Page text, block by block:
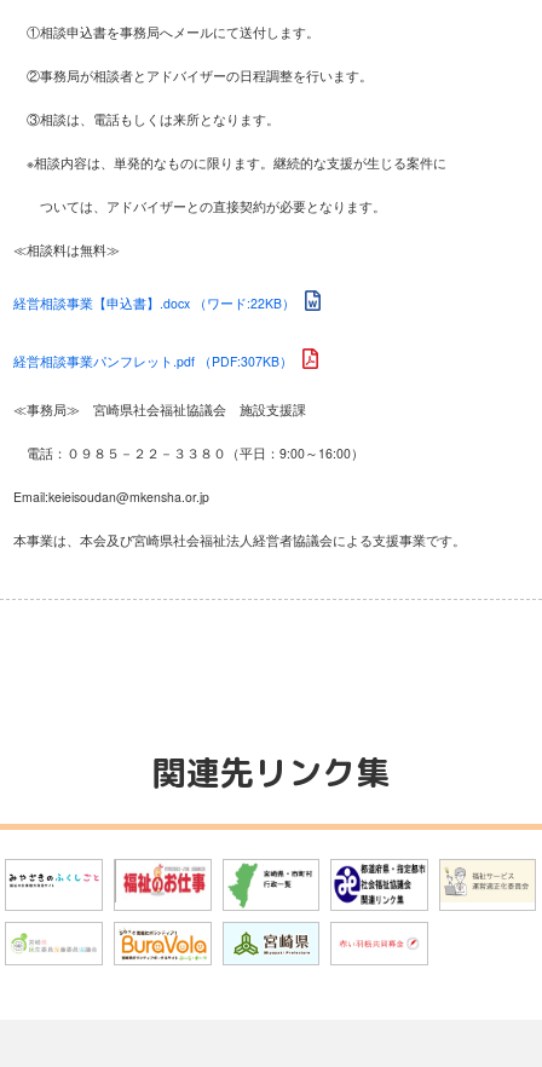
①相談申込書を事務局へメールにて送付します。
②事務局が相談者とアドバイザーの日程調整を行います。
③相談は、電話もしくは来所となります。
※相談内容は、単発的なものに限ります。継続的な支援が生じる案件に
ついては、アドバイザーとの直接契約が必要となります。
≪相談料は無料≫
経営相談事業【申込書】.docx （ワード:22KB）
経営相談事業パンフレット.pdf （PDF:307KB）
≪事務局≫ 宮崎県社会福祉協議会 施設支援課
電話：０９８５－２２－３３８０（平日： 9:00～ 16:00）
Email:keieisoudan@mkensha.or.jp
本事業は、本会及び宮崎県社会福祉法人経営者協議会による支援事業です。
関連先リンク集